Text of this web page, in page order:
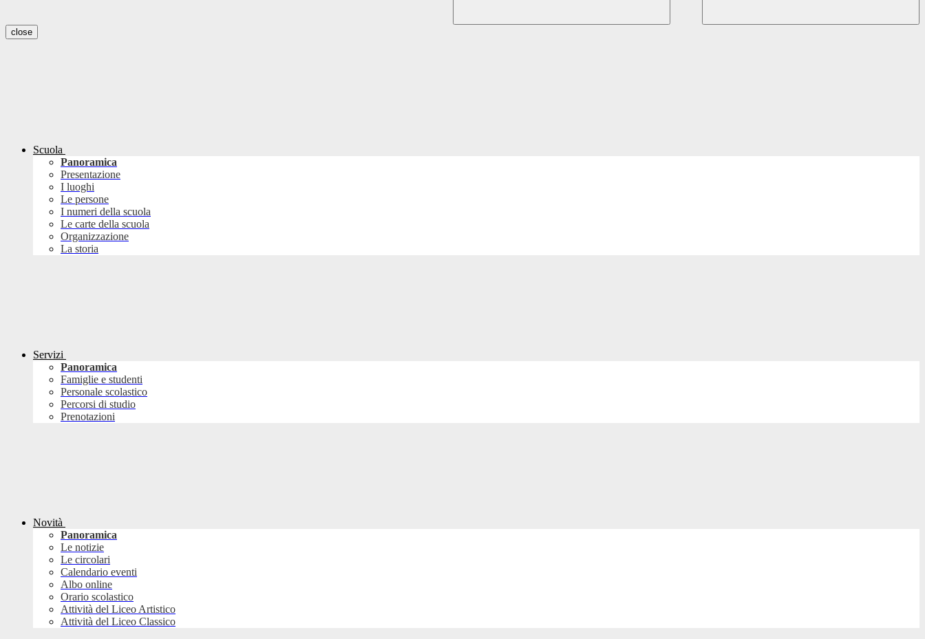
close
Scuola
Panoramica
Presentazione
I luoghi
Le persone
I numeri della scuola
Le carte della scuola
Organizzazione
La storia
Servizi
Panoramica
Famiglie e studenti
Personale scolastico
Percorsi di studio
Prenotazioni
Novità
Panoramica
Le notizie
Le circolari
Calendario eventi
Albo online
Orario scolastico
Attività del Liceo Artistico
Attività del Liceo Classico